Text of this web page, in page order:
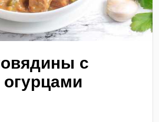
с